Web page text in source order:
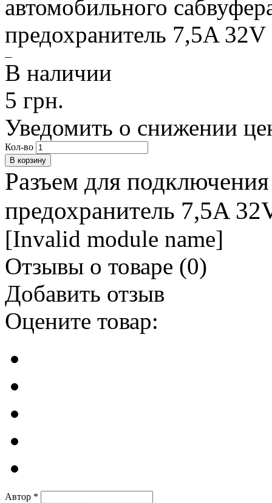
В наличии
5 грн.
Уведомить о снижении
Кол-во
Разъем для
предохранитель 7,5A
[Invalid module name]
Отзывы о товаре (0)
Добавить отзыв
Оцените товар:
Автор *